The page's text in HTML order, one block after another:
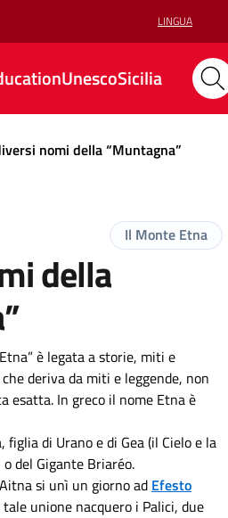
LINGUA
nomi della “Muntagna”
Il Monte Etna
della
è legata a storie, miti e
deriva da miti e leggende, non
esatta. In greco il nome Etna è
figlia di Urano e di Gea (il Cielo e la
del Gigante Briaréo.
si unì un giorno ad Efesto
unione nacquero i Palici, due